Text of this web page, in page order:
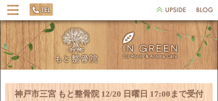
神戸市三宮 もと整骨院 12/20 日曜日 17:00まで受付